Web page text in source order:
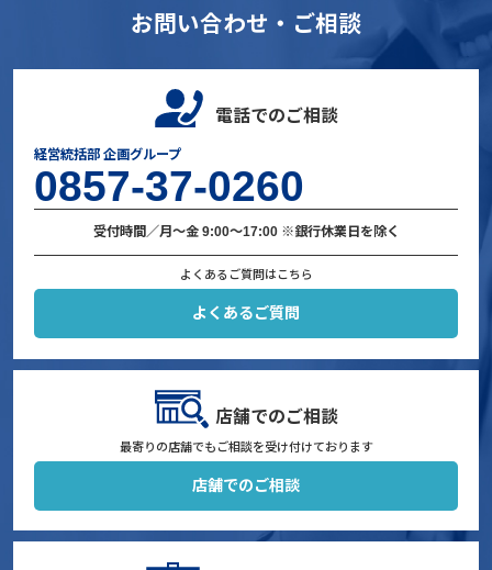
お問い合わせ・ご相談
電話でのご相談
経営統括部 企画グループ
0857-37-0260
受付時間／月〜金 9:00〜17:00 ※銀行休業日を除く
よくあるご質問はこちら
よくあるご質問
店舗でのご相談
最寄りの店舗でもご相談を受け付けております
店舗でのご相談